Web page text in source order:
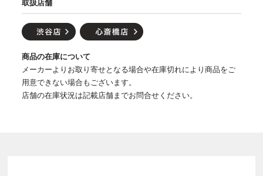
取扱店舗
商品の在庫について
メーカーよりお取り寄せとなる場合や在庫切れにより商品をご
用意できない場合もございます。
店舗の在庫状況は記載店舗までお問合せください。